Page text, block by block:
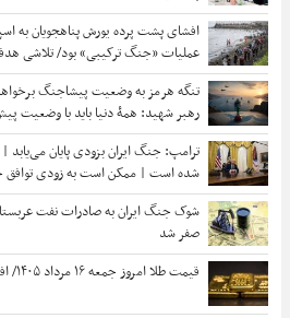
افشای پشت پرده یورش پناهجویان به
عملیات «جنگ ترکیبی» بود/ تلاشی
«پدرو سانچز»
تنگه هرمز به وضعیت پیشاجنگ
رهبر شهید: همۀ دنیا باید با وضعیت
کنند
ترامپ: جنگ ایران بزودی پایان
شده است | ممکن است به زودی توافق
نامحدود داریم
شوک جنگ ایران به صادرات نفت
صفر شد
قیمت طلا امروز جمعه ۱۶ مرداد ۱۴۰۵/ افزایش قیمت طلا